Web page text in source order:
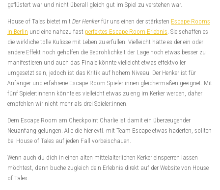
geflüstert war und nicht überall gleich gut im Spiel zu verstehen war.
House of Tales bietet mit Der Henker für uns einen der stärksten Escape Rooms
in Berlin und eine nahezu fast perfektes Escape Room Erlebnis . Sie schaffen es
die wirkliche tolle Kulisse mit Leben zu erfüllen. Vielleicht hätte es der ein oder
andere Effekt noch geholfen die Bedrohlichkeit der Lage noch etwas besser zu
manifestieren und auch das Finale könnte vielleicht etwas effektvoller
umgesetzt sein, jedoch ist das Kritik auf hohem Niveau. Der Henker ist für
Anfänger und erfahrene Escape Room Spieler:innen gleichermaßen geeignet. Mit
fünf Spieler:innenn könnte es vielleicht etwas zu eng im Kerker werden, daher
empfehlen wir nicht mehr als drei Spieler:innen.
Dem Escape Room am Checkpoint Charlie ist damit ein überzeugender
Neuanfang gelungen. Alle die hier evtl. mit Team Escape etwas haderten, sollten
bei House of Tales auf jeden Fall vorbeischauen.
Wenn auch du dich in einen alten mittelalterlichen Kerker einsperren lassen
möchtest, dann buche zugleich dein Erlebnis direkt auf der Website von House
of Tales.